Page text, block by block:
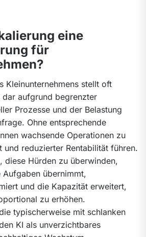
eine
für
Kleinunternehmens stellt oft
dar aufgrund begrenzter
Prozesse und der Belastung
Ohne entsprechende
wachsende Operationen zu
und reduzierter Rentabilität führen.
diese Hürden zu überwinden,
übernimmt,
und die Kapazität erweitert,
zu erhöhen.
typischerweise mit schlanken
KI als unverzichtbares